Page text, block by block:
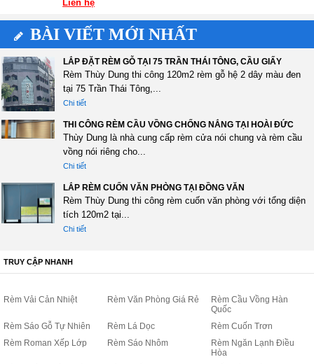
Liên hệ
BÀI VIẾT MỚI NHẤT
LẮP ĐẶT RÈM GỖ TẠI 75 TRẦN THÁI TÔNG, CẦU GIẤY
Rèm Thùy Dung thi công 120m2 rèm gỗ hệ 2 dây màu đen
tại 75 Trần Thái Tông,...
Chi tiết
THI CÔNG RÈM CẦU VỒNG CHỐNG NẮNG TẠI HOÀI ĐỨC
Thùy Dung là nhà cung cấp rèm cửa nói chung và rèm cầu
vồng nói riêng cho...
Chi tiết
LẮP RÈM CUỐN VĂN PHÒNG TẠI ĐỒNG VĂN
Rèm Thùy Dung thi công rèm cuốn văn phòng với tổng diện
tích 120m2 tại...
Chi tiết
TRUY CẬP NHANH
Rèm Vải Cản Nhiệt Rèm Văn Phòng Giá Rẻ
Rèm Cầu Vồng Hàn
Quốc
Rèm Sáo Gỗ Tự Nhiên
Rèm Lá Dọc
Rèm Cuốn Trơn
Rèm Roman Xếp Lớp
Rèm Sáo Nhôm
Rèm Ngăn Lạnh Điều
Hòa